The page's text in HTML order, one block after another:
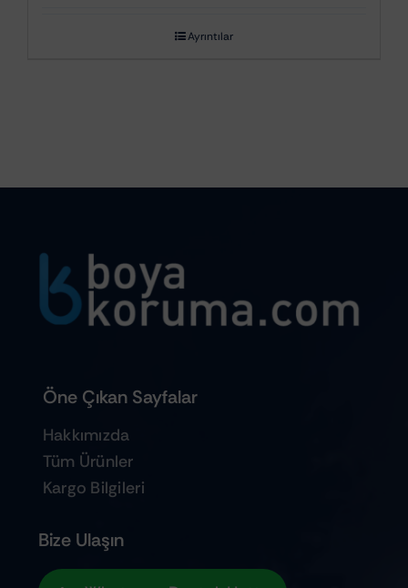
Ayrıntılar
Öne Çıkan Sayfalar
Hakkımızda
Tüm Ürünler
Kargo Bilgileri
Bize Ulaşın